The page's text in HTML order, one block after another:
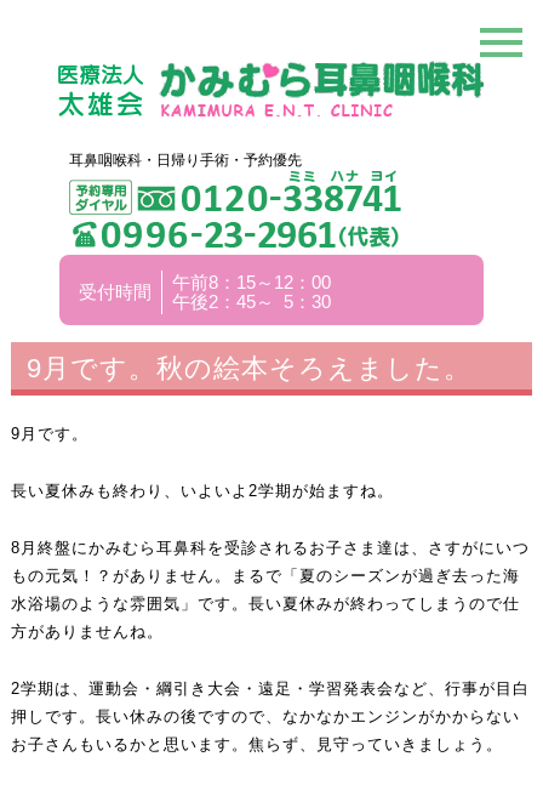
耳鼻咽喉科・日帰り手術・予約優先
受付時間
午前8：15～12：00
午後2：45～ 5：30
9月です。秋の絵本そろえました。
9月です。
長い夏休みも終わり、いよいよ2学期が始ますね。
8月終盤にかみむら耳鼻科を受診されるお子さま達は、さすがにいつ
もの元気！？がありません。まるで「夏のシーズンが過ぎ去った海
水浴場のような雰囲気」です。長い夏休みが終わってしまうので仕
方がありませんね。
2学期は、運動会・綱引き大会・遠足・学習発表会など、行事が目白
押しです。長い休みの後ですので、なかなかエンジンがかからない
お子さんもいるかと思います。焦らず、見守っていきましょう。